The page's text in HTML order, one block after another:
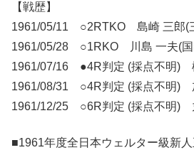
【戦歴】
1961/05/11 ○2RTKO 島崎 三郎(
1961/05/28 ○1RKO 川島 一夫(国
1961/07/16 ●4R判定 (採点不明)
1961/08/31 ○4R判定 (採点不明)
1961/12/25 ○6R判定 (採点不明)
■1961年度全日本ウェルター級新